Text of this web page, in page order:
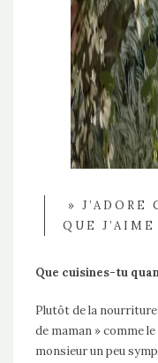
» J’ADORE
QUE J’AIME
Que cuisines-tu
Plutôt de la nourriture
de maman » comme
monsieur un peu